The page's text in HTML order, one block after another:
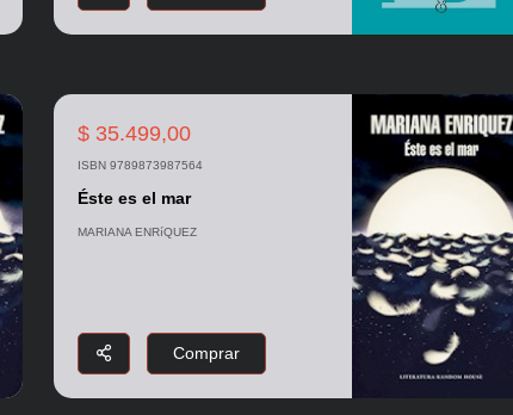
$ 35.499,00
ISBN 9789873987564
Éste es el mar
MARIANA ENRíQUEZ
Comprar